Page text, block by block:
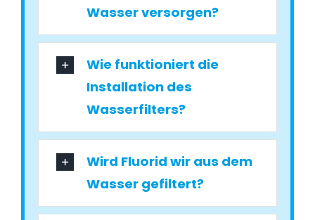
Wasser versorgen?
Wie funktioniert die
Installation des
Wasserfilters?
Wird Fluorid wir aus dem
Wasser gefiltert?